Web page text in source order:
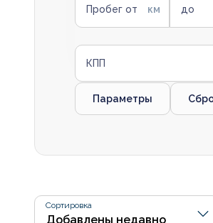
Пробег от до
КПП
Параметры
Сортировка